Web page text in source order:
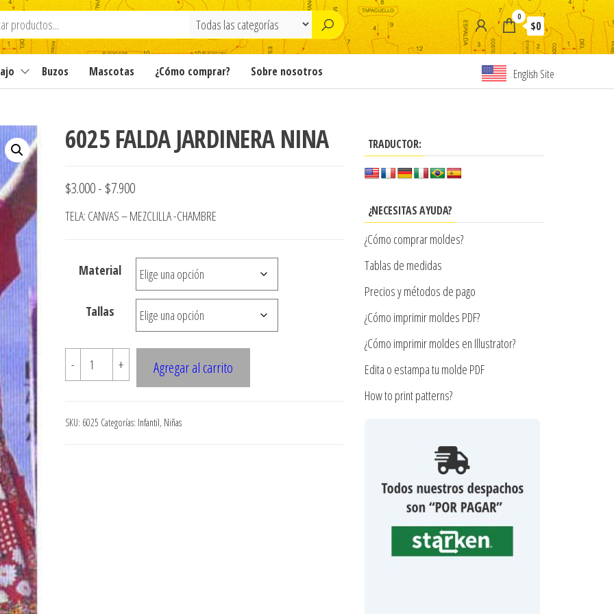
0
$0
Buzos Mascotas ¿Cómo comprar? Sobre nosotros English Site
6025 FALDA JARDINERA NINA
$3.000- $7.900Rango
de
desde
$3.000
hasta
$7.900
TELA: CANVAS – MEZCLILLA -CHAMBRE
Material
Tallas
-
6025
FALDA
NINA
cantidad
+ Agregar al carrito
SKU: 6025 Categorías: Infantil, Niñas
TRADUCTOR:
¿NECESITAS AYUDA?
¿Cómo comprar moldes?
Tablas de medidas
Precios y métodos de pago
¿Cómo imprimir moldes PDF?
¿Cómo imprimir moldes en Illustrator?
Edita o estampa tu molde PDF
How to print patterns?